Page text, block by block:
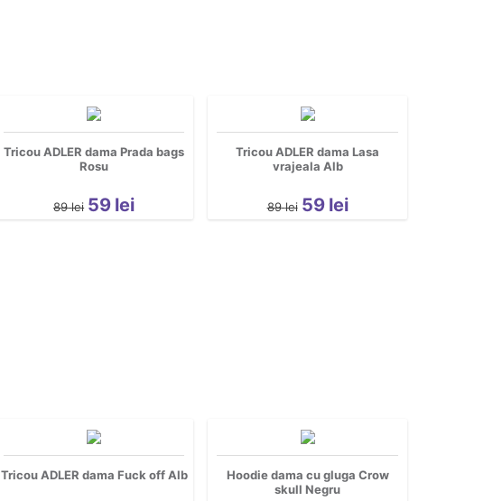
Tricou ADLER dama Prada bags
Rosu
89 lei 59 lei
Tricou ADLER dama Lasa
vrajeala Alb
89 lei 59 lei
Tricou ADLER dama Fuck off Alb
Hoodie dama cu gluga Crow
skull Negru